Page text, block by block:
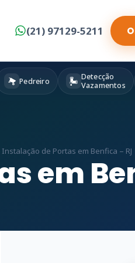
(21) 97129-5211
Pedreiro
Detecção
Vazamentos
Instalação de Portas em Benfica – RJ
em